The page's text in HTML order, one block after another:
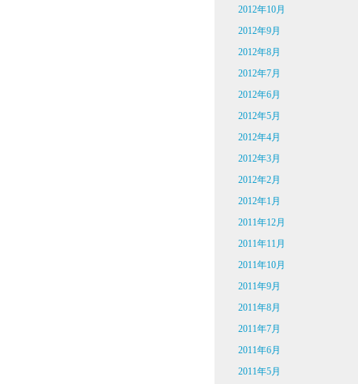
2012年10月
2012年9月
2012年8月
2012年7月
2012年6月
2012年5月
2012年4月
2012年3月
2012年2月
2012年1月
2011年12月
2011年11月
2011年10月
2011年9月
2011年8月
2011年7月
2011年6月
2011年5月